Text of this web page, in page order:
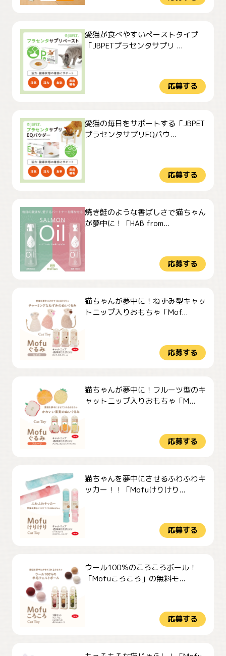
愛猫が食べやすいペーストタイプ
「JBPETプラセンタサプリ ...
応募する
愛猫の毎日をサポートする「JBPET
プラセンタサプリEQパウ...
応募する
焼き鮭のような香ばしさで猫ちゃん
が夢中に！「HAB from...
応募する
猫ちゃんが夢中に！ねずみ型キャッ
トニップ入りおもちゃ「Mof...
応募する
猫ちゃんが夢中に！フルーツ型のキ
ャットニップ入りおもちゃ「M...
応募する
猫ちゃんを夢中にさせるふわふわキ
ッカー！！「Mofuけりけり...
応募する
ウール100％のころころボール！
「Mofuころころ」の無料モ...
応募する